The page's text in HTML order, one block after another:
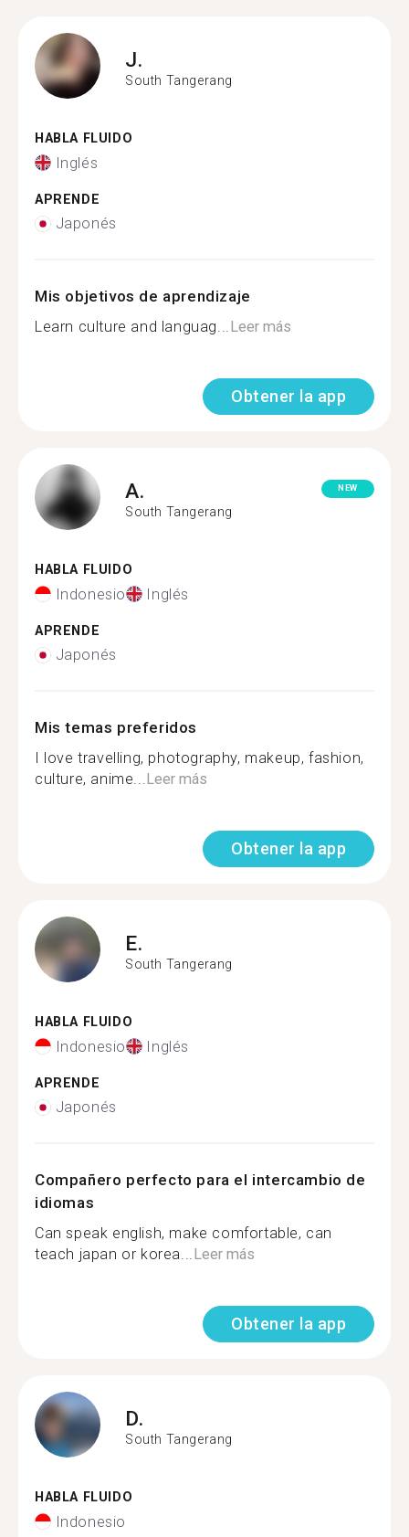
J.
South Tangerang
HABLA FLUIDO
Inglés
APRENDE
Japonés
Mis objetivos de aprendizaje
Learn culture and languag...Leer más
Obtener la app
A.
South Tangerang
NEW
HABLA FLUIDO
Indonesio Inglés
APRENDE
Japonés
Mis temas preferidos
I love travelling, photography, makeup, fashion,
culture, anime...Leer más
Obtener la app
E.
South Tangerang
HABLA FLUIDO
Indonesio Inglés
APRENDE
Japonés
Compañero perfecto para el intercambio de
idiomas
Can speak english, make comfortable, can
teach japan or korea...Leer más
Obtener la app
D.
South Tangerang
HABLA FLUIDO
Indonesio